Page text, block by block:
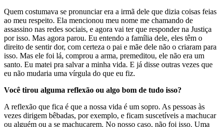
Quem costumava se pronunciar era a irmã dele que dizia coisas feias
ao meu respeito. Ela mencionou meu nome me chamando de
assassino nas redes sociais, e agora vai ter que responder na Justiça
por isso. Mas agora parou. Eu entendo a família dele, eles têm o
direito de sentir dor, com certeza o pai e mãe dele não o criaram para
isso. Mas ele foi lá, comprou a arma, premeditou, ele não era um
santo. Eu matei pra salvar a minha vida. E já disse outras vezes que
eu não mudaria uma vírgula do que eu fiz.
Você tirou alguma reflexão ou algo bom de tudo isso?
A reflexão que fica é que a nossa vida é um sopro. As pessoas às
vezes dirigem bêbadas, por exemplo, e ficam suscetíveis a machucar
ou alguém ou a se machucarem. No nosso caso, não foi isso. Uma